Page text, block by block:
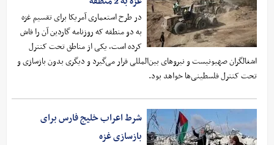
در طرح استعماری آمریکا برای تقسیم غزه
به دو منطقه که روزنامه گاردین آن را فاش
کرده است، یکی از مناطق تحت کنترل
اشغالگران صهیونیست و نیروهای بین‌المللی قرار می‌گیرد و دیگری بدون بازسازی و
تحت کنترل فلسطینی‌ها خواهد بود.
شرط اعراب خلیج فارس برای
بازسازی غزه